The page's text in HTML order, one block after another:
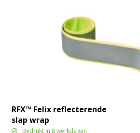
RFX™ Felix reflecterende
slap wrap
Bedrukt in 8 werkdagen